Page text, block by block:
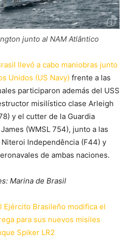
junto al NAM Atlântico
llevó a cabo maniobras junto
Unidos (US Navy) frente a las
participaron además del USS
misilístico clase Arleigh
y el cutter de la Guardia
(WMSL 754), junto a las
Independência (F44) y
de ambas naciones.
Marina de Brasil
Ejército Brasileño modifica el
para sus nuevos misiles
Spiker LR2